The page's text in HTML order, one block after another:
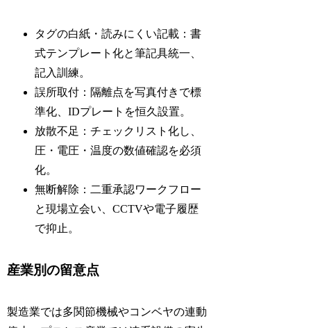
タグの白紙・読みにくい記載：書
式テンプレート化と筆記具統一、
記入訓練。
誤所取付：隔離点を写真付きで標
準化、IDプレートを恒久設置。
放散不足：チェックリスト化し、
圧・電圧・温度の数値確認を必須
化。
無断解除：二重承認ワークフロー
と現場立会い、CCTVや電子履歴
で抑止。
産業別の留意点
製造業では多関節機械やコンベヤの連動